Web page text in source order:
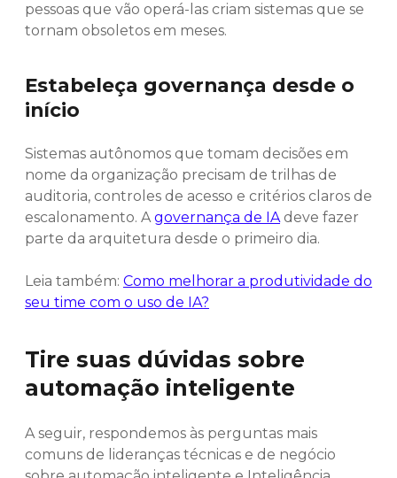
pessoas que vão operá-las criam sistemas que se
tornam obsoletos em meses.
Estabeleça governança desde o
início
Sistemas autônomos que tomam decisões em
nome da organização precisam de trilhas de
auditoria, controles de acesso e critérios claros de
escalonamento. Agovernança de IAdeve fazer
parte da arquitetura desde o primeiro dia.
Leia também: Como melhorar a produtividade do
seu time com o uso de IA?
Tire suas dúvidas sobre
automação inteligente
A seguir, respondemos às perguntas mais
comuns de lideranças técnicas e de negócio